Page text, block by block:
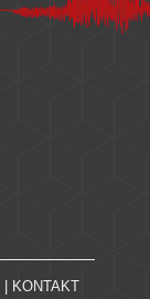
KONTAKT